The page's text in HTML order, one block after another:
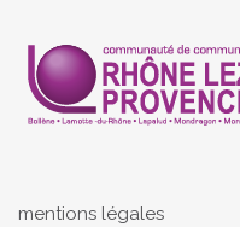
mentions légales